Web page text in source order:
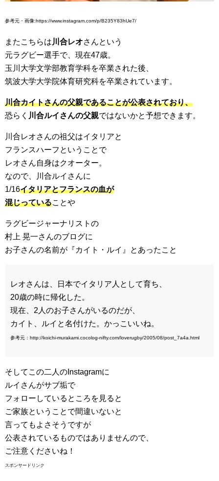
参考元・画像:https://www.instagram.com/p/B235Y83hUe7/
またこちらは 川合レオさんという
元ラグビー選手で、現在47歳。
玉川大学文学部教育学科を卒業された後、
筑波大学大学院体育研究科を卒業されています。
川合カイトさんの父親であることが公表されており、
恐らく 川合ルイさんの父親ではないかと予想できます。
川合レオさんの祖父はイタリアと
フランスハーフということで
レオさん自身はクオーター。
なので、川合ルイさんに
1/16イタリアとフランスの血が
混じっていることや
ラグビージャーナリストの
村上 晃一さんのブログに
お子さんの名前が『カイト・ルイ』とあったこと
レオさんは、日本でイタリア人として育ち、
20歳の時に帰化した。
現在、2人のお子さんがいるのだが、
カイト、ルイと名付けた。かっこいいね。
参考元：http://koichi-murakami.cocolog-nifty.com/loverugby/2005/08/post_7a4a.html
そしてこの二人のInstagramに
ルイさんがサブ垢で
フォローしているところを見ると
ご家族ということで間違いないと
言ってもよさそうですが
公表されているものではありませんので、
ご注意くださいね！
スポンサードリンク